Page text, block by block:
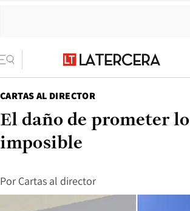
CARTAS AL DIRECTOR
El daño de prometer lo
imposible
Por Cartas al director